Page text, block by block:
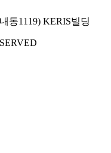
동1119) KERIS빌딩